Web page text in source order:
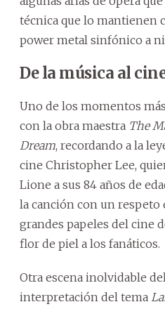
técnica que lo mantienen
power metal sinfónico a
De la música al
Uno de los momentos
con la obra maestra The
Dream, recordando a la
cine Christopher Lee,
Lione a sus 84 años de
la canción con un respeto
grandes papeles del cine
flor de piel a los fanáticos.
Otra escena inolvidable
interpretación del tema